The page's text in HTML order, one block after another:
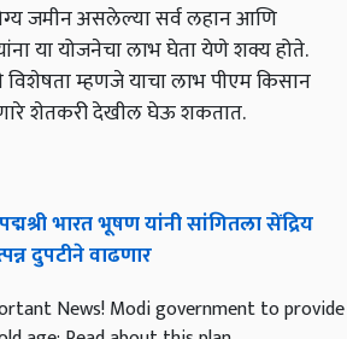
जमीन असलेल्या सर्व लहान आणि
या योजनेचा लाभ घेता येणे शक्य होते.
विशेषता म्हणजे याचा लाभ पीएम किसान
शेतकरी देखील घेऊ शकतात.
भारत भूषण यांनी सांगितला सेंद्रिय
दुपटीने वाढणार
News! Modi government to provide